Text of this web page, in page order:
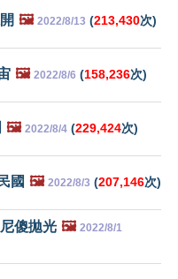
🖼️ 2022/8/13 (213,430次)
🖼️ 2022/8/6 (158,236次)
🖼️ 2022/8/4 (229,424次)
國 🖼️ 2022/8/3 (207,146次)
傻拋光 🖼️ 2022/8/1